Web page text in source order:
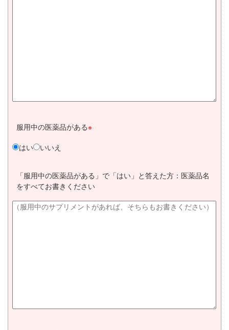
服用中の医薬品がある※
はい いいえ
「服用中の医薬品がある」で「はい」と答えた方：医薬品名
をすべてお書きください